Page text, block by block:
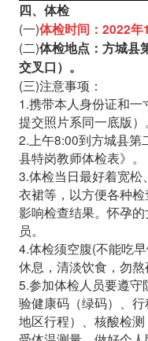
四、体检
(一)体检时间：2022年
(二)体检地点：方城县
交叉口）。
(三)注意事项：
1.携带本人身份证和
提交照片系同一底版）。
2.上午8:00到方城县第
县特岗教师体检表》。
3.体检当日最好着宽
衣裙等，以方便各种
影响检查结果。怀孕
员。
4.体检须空腹(不能吃
休息，清淡饮食，勿熬
5.参加体检人员要遵
验健康码（绿码）、
地区行程）、核酸检